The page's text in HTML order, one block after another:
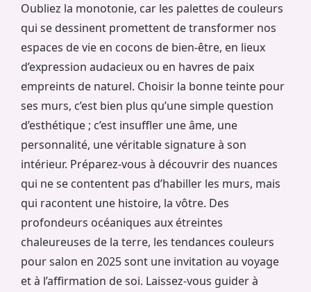
Oubliez la monotonie, car les palettes de couleurs
qui se dessinent promettent de transformer nos
espaces de vie en cocons de bien-être, en lieux
d’expression audacieux ou en havres de paix
empreints de naturel. Choisir la bonne teinte pour
ses murs, c’est bien plus qu’une simple question
d’esthétique ; c’est insuffler une âme, une
personnalité, une véritable signature à son
intérieur. Préparez-vous à découvrir des nuances
qui ne se contentent pas d’habiller les murs, mais
qui racontent une histoire, la vôtre. Des
profondeurs océaniques aux étreintes
chaleureuses de la terre, les tendances couleurs
pour salon en 2025 sont une invitation au voyage
et à l’affirmation de soi. Laissez-vous guider à